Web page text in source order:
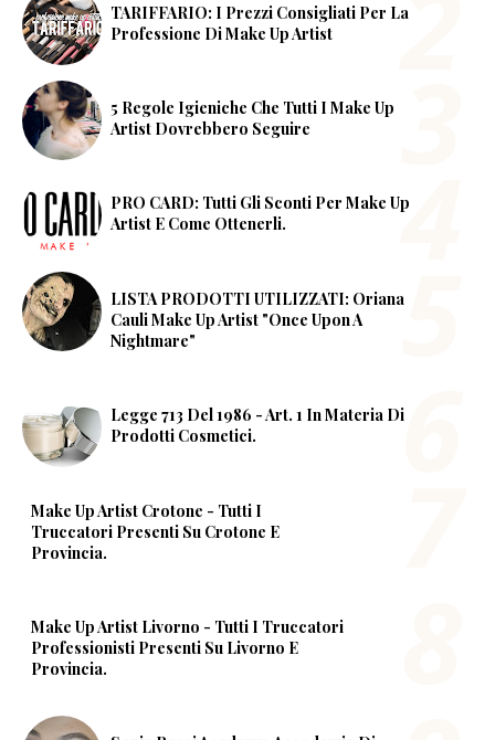
TARIFFARIO: I Prezzi Consigliati Per La
Professione Di Make Up Artist
5 Regole Igieniche Che Tutti I Make Up
Artist Dovrebbero Seguire
PRO CARD: Tutti Gli Sconti Per Make Up
Artist E Come Ottenerli.
LISTA PRODOTTI UTILIZZATI: Oriana
Cauli Make Up Artist "Once Upon A
Nightmare"
Legge 713 Del 1986 - Art. 1 In Materia Di
Prodotti Cosmetici.
Make Up Artist Crotone - Tutti I
Truccatori Presenti Su Crotone E
Provincia.
Make Up Artist Livorno - Tutti I Truccatori
Professionisti Presenti Su Livorno E
Provincia.